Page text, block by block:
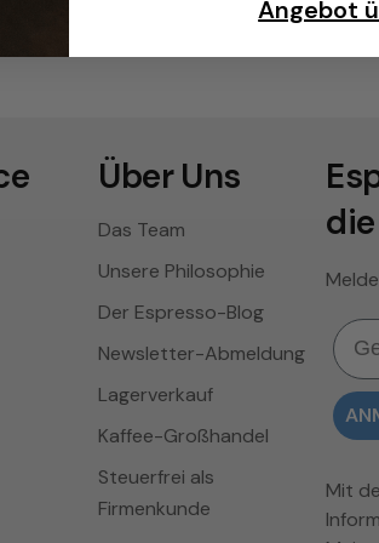
Über Uns
Das Team
Unsere Philosophie
Der Espresso-Blog
Newsletter-Abmeldung
Lagerverkauf
Kaffee-Großhandel
Steuerfrei als
Firmenkunde
Email
Mit
Angebot